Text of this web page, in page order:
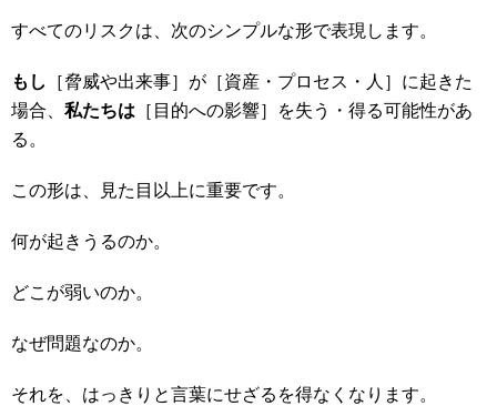
すべてのリスクは、次のシンプルな形で表現します。
もし
［脅威や出来事］が［資産・プロセス・人］に起きた
場合、 私たちは ［目的への影響］を失う・得る可能性があ
る。
この形は、見た目以上に重要です。
何が起きうるのか。
どこが弱いのか。
なぜ問題なのか。
それを、はっきりと言葉にせざるを得なくなります。